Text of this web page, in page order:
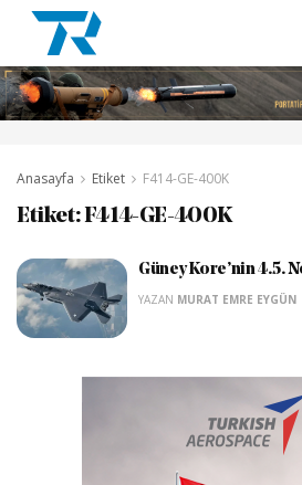
Anasayfa Etiket F414-GE-400K
Etiket:F414-GE-400K
Güney Kore’nin 4.5.
YAZAN MURAT EMRE EYGÜN